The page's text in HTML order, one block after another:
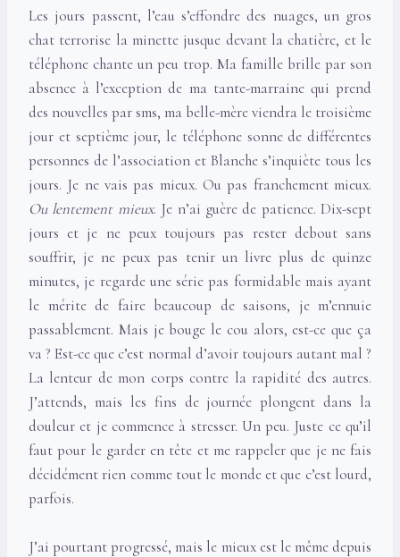
Les jours passent, l’eau s’effondre des nuages, un gros
chat terrorise la minette jusque devant la chatière, et le
téléphone chante un peu trop. Ma famille brille par son
absence à l’exception de ma tante-marraine qui prend
des nouvelles par sms, ma belle-mère viendra le troisième
jour et septième jour, le téléphone sonne de différentes
personnes de l’association et Blanche s’inquiète tous les
jours. Je ne vais pas mieux. Ou pas franchement mieux.
Ou lentement mieux. Je n’ai guère de patience. Dix-sept
jours et je ne peux toujours pas rester debout sans
souffrir, je ne peux pas tenir un livre plus de quinze
minutes, je regarde une série pas formidable mais ayant
le mérite de faire beaucoup de saisons, je m’ennuie
passablement. Mais je bouge le cou alors, est-ce que ça
va ? Est-ce que c’est normal d’avoir toujours autant mal ?
La lenteur de mon corps contre la rapidité des autres.
J’attends, mais les fins de journée plongent dans la
douleur et je commence à stresser. Un peu. Juste ce qu’il
faut pour le garder en tête et me rappeler que je ne fais
décidément rien comme tout le monde et que c’est lourd,
parfois.
J’ai pourtant progressé, mais le mieux est le même depuis